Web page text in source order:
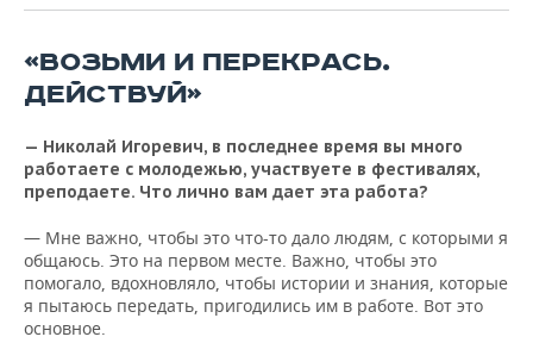
«ВОЗЬМИ И ПЕРЕКРАСЬ.
ДЕЙСТВУЙ»
— Николай Игоревич, в последнее время вы много
работаете с молодежью, участвуете в фестивалях,
преподаете. Что лично вам дает эта работа?
— Мне важно, чтобы это что-то дало людям, с которыми я
общаюсь. Это на первом месте. Важно, чтобы это
помогало, вдохновляло, чтобы истории и знания, которые
я пытаюсь передать, пригодились им в работе. Вот это
основное.